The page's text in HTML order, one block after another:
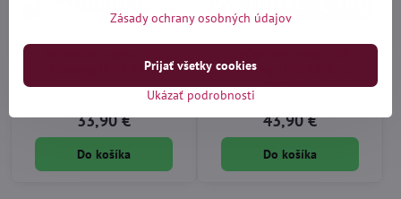
Touareg III od 2018
33,90 €
Do košíka
Touareg III od 2018 (so
zadnými)
43,90 €
Do košíka
Zásady ochrany osobných údajov
Ukázať podrobnosti
Prijať všetky cookies